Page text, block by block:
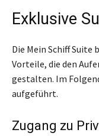
Exklusive
Die Mein Schiff Suite
Vorteile, die den
gestalten. Im
aufgeführt.
Zugang zu